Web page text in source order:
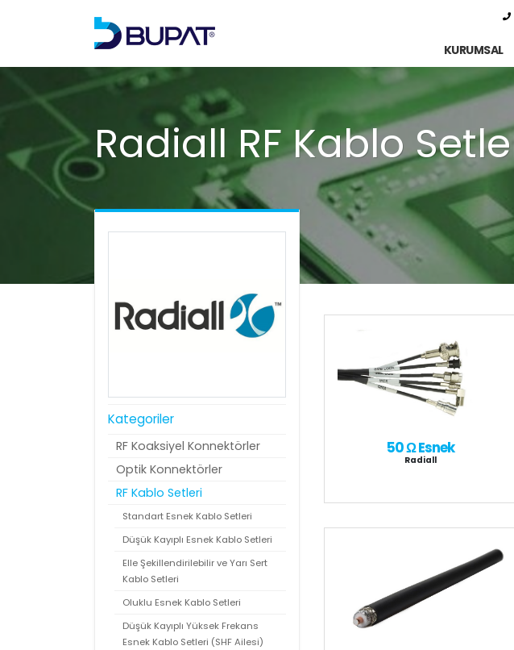
KURUMSAL
Radiall RF Kablo
Kategoriler
RF Koaksiyel Konnektörler
Optik Konnektörler
RF Kablo Setleri
Standart Esnek Kablo Setleri
Düşük Kayıplı Esnek Kablo Setleri
Elle Şekillendirilebilir ve Yarı Sert
Kablo Setleri
Oluklu Esnek Kablo Setleri
Düşük Kayıplı Yüksek Frekans
Esnek Kablo Setleri (SHF Ailesi)
50 Ω Esnek
Radiall